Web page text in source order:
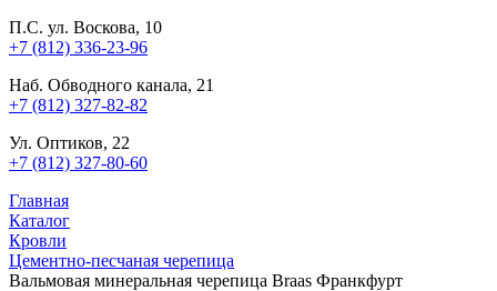
П.С. ул. Воскова, 10
+7 (812) 336-23-96
Наб. Обводного канала, 21
+7 (812) 327-82-82
Ул. Оптиков, 22
+7 (812) 327-80-60
Главная
Каталог
Кровли
Цементно-песчаная черепица
Вальмовая минеральная черепица Braas Франкфурт